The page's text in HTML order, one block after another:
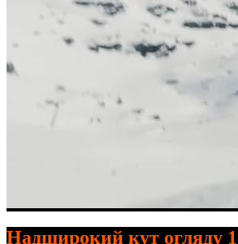
Надширокий кут огляду